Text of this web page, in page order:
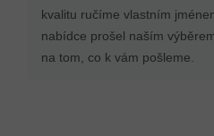
kvalitu ručíme vlastním
nabídce prošel naším
na tom, co k vám pošleme.